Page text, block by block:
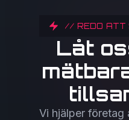
// REDO ATT
Låt
Vi hjälper företag